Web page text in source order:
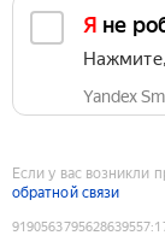
Я не
Yandex
Если у вас возникли
обратной связи
9190563795628639557: